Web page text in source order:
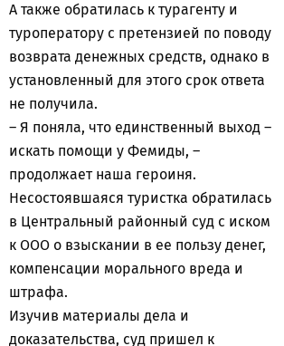
А также обратилась к турагенту и
туроператору с претензией по поводу
возврата денежных средств, однако в
установленный для этого срок ответа
не получила.
– Я поняла, что единственный выход –
искать помощи у Фемиды, –
продолжает наша героиня.
Несостоявшаяся туристка обратилась
в Центральный районный суд с иском
к ООО о взыскании в ее пользу денег,
компенсации морального вреда и
штрафа.
Изучив материалы дела и
доказательства, суд пришел к